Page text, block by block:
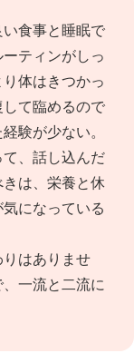
食事と睡眠で
ティンがしっ
体はきつかっ
て臨めるので
験が少ない。
、話し込んだ
は、栄養と休
になっている
はありませ
一流と二流に